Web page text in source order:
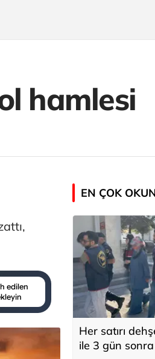
hamlesi
edilen
EN ÇOK
Her satırı
ile 3 gün sonra